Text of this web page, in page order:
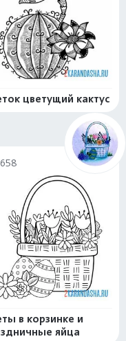
цветущий кактус
658
в корзинке и
яйца